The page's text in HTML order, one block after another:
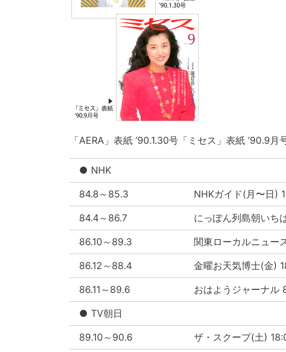
「AERA」表紙 ’90.1.30号「ミセス」表紙 ’90.9月
● NHK
84.8～85.3
NHKガイド(月〜日)
84.4～86.7
にっぽん列島朝いち
86.10～89.3
関東ローカルニュー
86.12～88.4
金曜お天気博士(金)
86.11～89.6
おはようジャーナル
● TV朝日
89.10～90.6
ザ・スクープ(土)